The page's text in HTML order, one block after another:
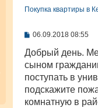
Покупка квартиры в
С
о
б
щ
е
и
е
06.09.2018 08:55
Добрый день.
сыном
поступать в
подскажите
комнатную в